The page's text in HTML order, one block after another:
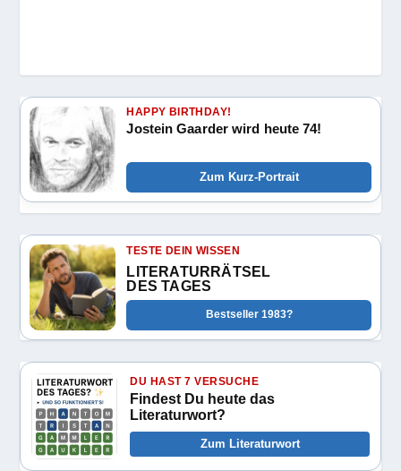
HAPPY BIRTHDAY!
Jostein Gaarder wird heute 74!
Zum Kurz-Portrait
TESTE DEIN WISSEN
LITERATURRÄTSEL
DES TAGES
Bestseller 1983?
DU HAST 7 VERSUCHE
Findest Du heute das
Literaturwort?
Zum Literaturwort